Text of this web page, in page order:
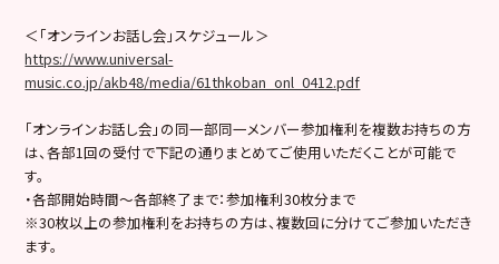
＜「オンラインお話し会」スケジュール＞
https://www.universal-
music.co.jp/akb48/media/61thkoban_onl_0412.pdf
「オンラインお話し会」の同一部同一メンバー参加権利を複数お持ちの方
は、各部1回の受付で下記の通りまとめてご使用いただくことが可能で
す。
・各部開始時間～各部終了まで：参加権利30枚分まで
※30枚以上の参加権利をお持ちの方は、複数回に分けてご参加いただき
ます。